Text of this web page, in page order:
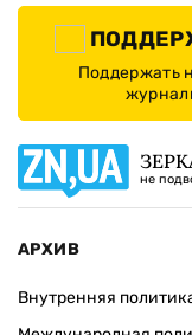
Поддержать
не
АРХИВ
Внутренняя